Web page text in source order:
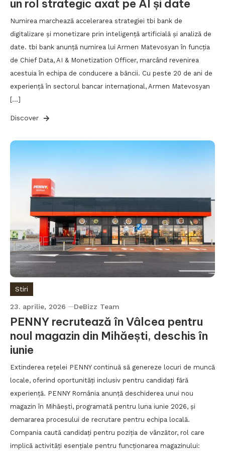
un rol strategic axat pe AI și date
Numirea marchează accelerarea strategiei tbi bank de
digitalizare și monetizare prin inteligență artificială și analiză de
date. tbi bank anunță numirea lui Armen Matevosyan în funcția
de Chief Data, AI & Monetization Officer, marcând revenirea
acestuia în echipa de conducere a băncii. Cu peste 20 de ani de
experiență în sectorul bancar internațional, Armen Matevosyan
[…]
Discover
Stiri
23. aprilie, 2026 DeBizz Team
PENNY recrutează în Vâlcea pentru
noul magazin din Mihăești, deschis în
iunie
Extinderea rețelei PENNY continuă să genereze locuri de muncă
locale, oferind oportunități inclusiv pentru candidați fără
experiență. PENNY România anunță deschiderea unui nou
magazin în Mihăești, programată pentru luna iunie 2026, și
demararea procesului de recrutare pentru echipa locală.
Compania caută candidați pentru poziția de vânzător, rol care
implică activități esențiale pentru funcționarea magazinului: